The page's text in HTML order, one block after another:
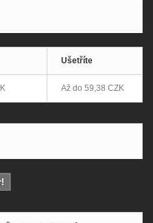
Ušetříte
Až do 59,38 CZK